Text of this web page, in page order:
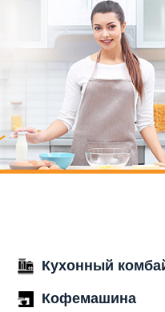
Кухонный
Кофемашина